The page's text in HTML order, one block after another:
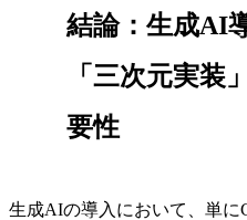
結論：生成AI
「三次元実装
要性
生成AIの導入において、単に